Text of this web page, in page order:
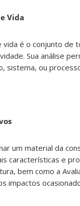
Vida
vida é o conjunto de
Sua análise
sistema, ou
um material da
características e
bem como a
impactos